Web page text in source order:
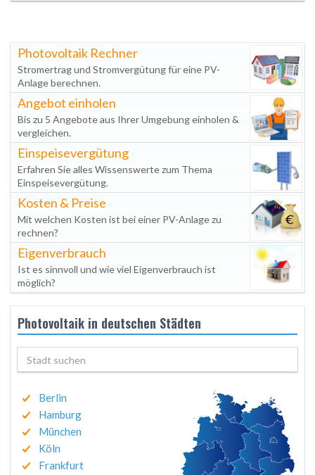
Photovoltaik Rechner
Stromertrag und Stromvergütung für eine PV-
Anlage berechnen.
Angebot einholen
Bis zu 5 Angebote aus Ihrer Umgebung einholen &
vergleichen.
Einspeisevergütung
Erfahren Sie alles Wissenswerte zum Thema
Einspeisevergütung.
Kosten & Preise
Mit welchen Kosten ist bei einer PV-Anlage zu
rechnen?
Eigenverbrauch
Ist es sinnvoll und wie viel Eigenverbrauch ist
möglich?
Photovoltaik in deutschen Städten
Berlin
Hamburg
München
Köln
Frankfurt